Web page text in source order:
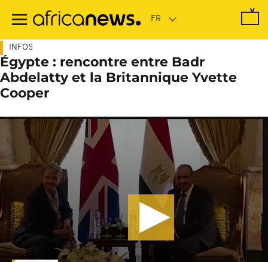
contenu
INFOS
Égypte : rencontre entre Badr
Abdelatty et la Britannique Yvette
Cooper